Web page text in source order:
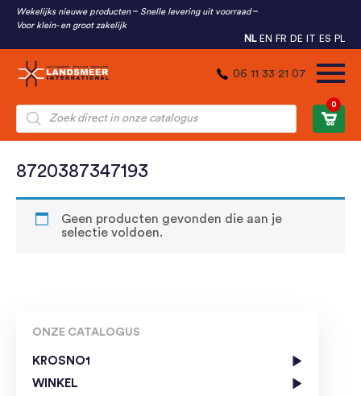
Wekelijks nieuwe producten
Snelle levering uit voorraad
Voor klein- en groot zakelijk
NL EN FR DE IT ES PL
06 11 33 21 07
Producten
zoeken
0
ONZE CATALOGUS
KROSNO1
WINKEL
8720387347193
Geen producten gevonden die aan je
selectie voldoen.